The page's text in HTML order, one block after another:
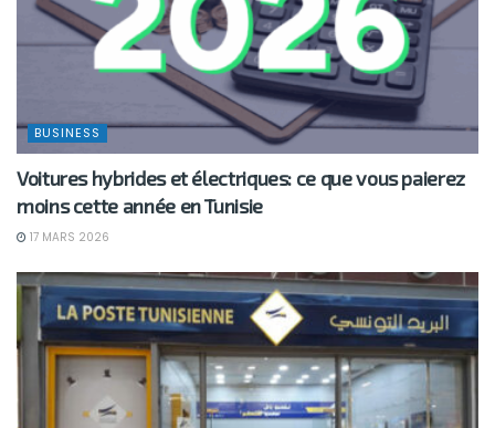
BUSINESS
Voitures hybrides et électriques: ce que vous paierez
moins cette année en Tunisie
17 MARS 2026